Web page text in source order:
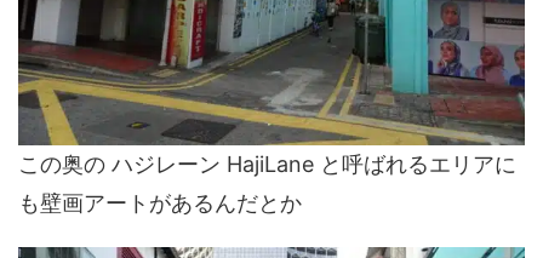
この奥の ハジレーン HajiLane と呼ばれるエリアに
も壁画アートがあるんだとか